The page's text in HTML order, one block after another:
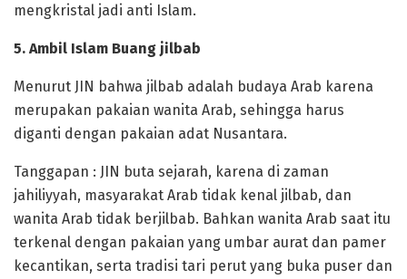
mengkristal jadi anti Islam.
5. Ambil Islam Buang jilbab
Menurut JIN bahwa jilbab adalah budaya Arab karena
merupakan pakaian wanita Arab, sehingga harus
diganti dengan pakaian adat Nusantara.
Tanggapan : JIN buta sejarah, karena di zaman
jahiliyyah, masyarakat Arab tidak kenal jilbab, dan
wanita Arab tidak berjilbab. Bahkan wanita Arab saat itu
terkenal dengan pakaian yang umbar aurat dan pamer
kecantikan, serta tradisi tari perut yang buka puser dan